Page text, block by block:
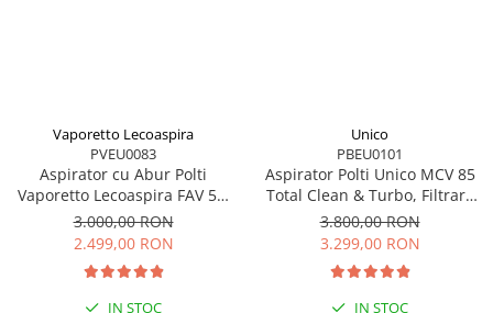
Vaporetto Lecoaspira
PVEU0083
Aspirator cu Abur Polti
Vaporetto Lecoaspira FAV 50,
2450 W, Cu Functie de
Spalare/Uscare si Filtrare Prin
Apa, Alb/Rosu
3.000,00 RON
2.499,00 RON
IN STOC
Unico
PBEU0101
Aspirator Polti Unico MCV 85
Total Clean & Turbo, Filtrare
Multiciclonica 5 Stadii, Functie
Igienizare Abur si Uscare ,
2200 W, Filtru Hepa, Auriu
3.800,00 RON
3.299,00 RON
IN STOC